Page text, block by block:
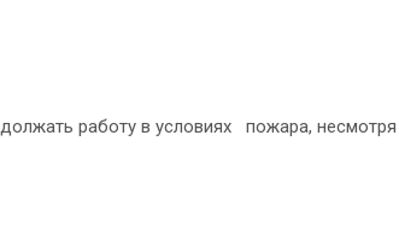
работу в условиях пожара,